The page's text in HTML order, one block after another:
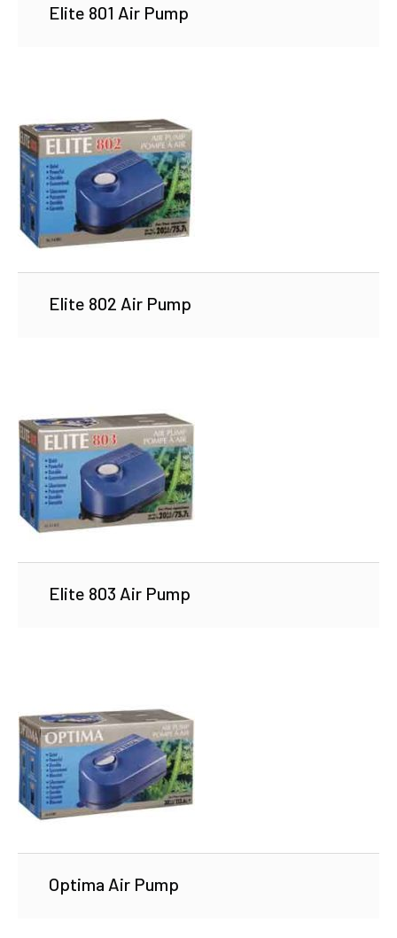
Elite 801 Air Pump
Elite 802 Air Pump
Elite 803 Air Pump
Optima Air Pump